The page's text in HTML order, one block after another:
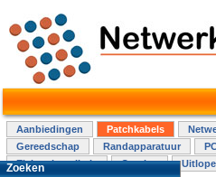
Aanbiedingen Patchkabels
Gereedschap
Randapparatuur
Elektra installatie
Overige
Zoeken